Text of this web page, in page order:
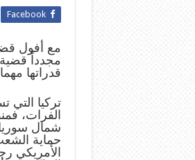
Facebook
مع أفول
مجدداً
قدراتها
تركيا
الفرات،
شمال
حماية
الأمريكي